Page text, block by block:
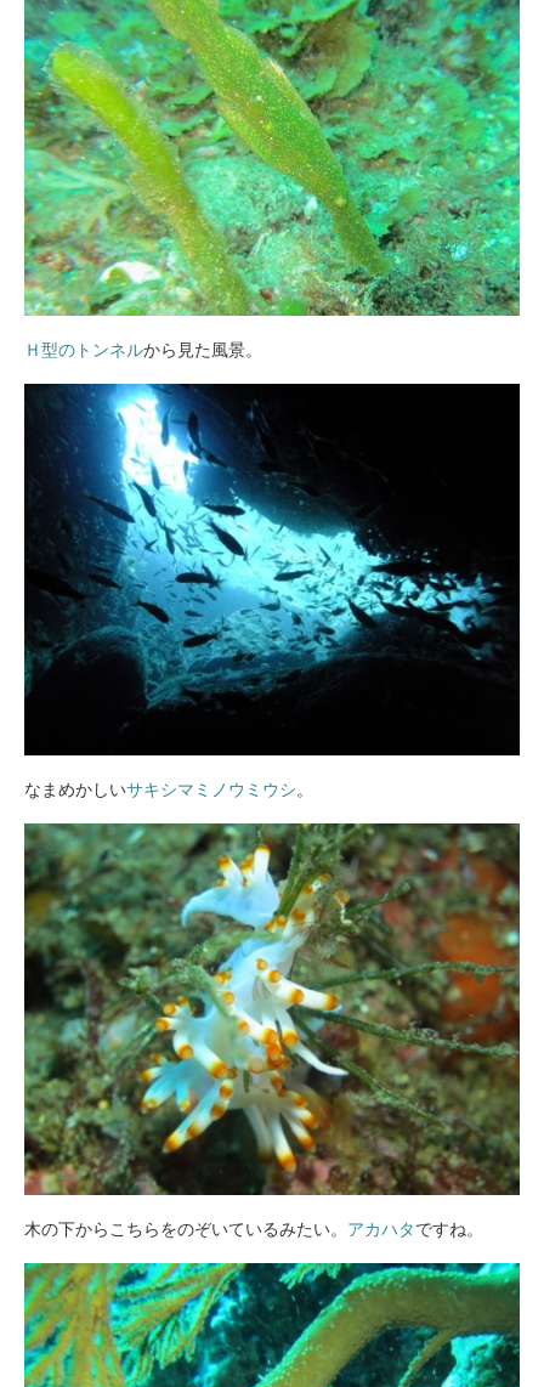
Ｈ型のトンネルから見た風景。
なまめかしいサキシマミノウミウシ。
木の下からこちらをのぞいているみたい。 アカハタですね。